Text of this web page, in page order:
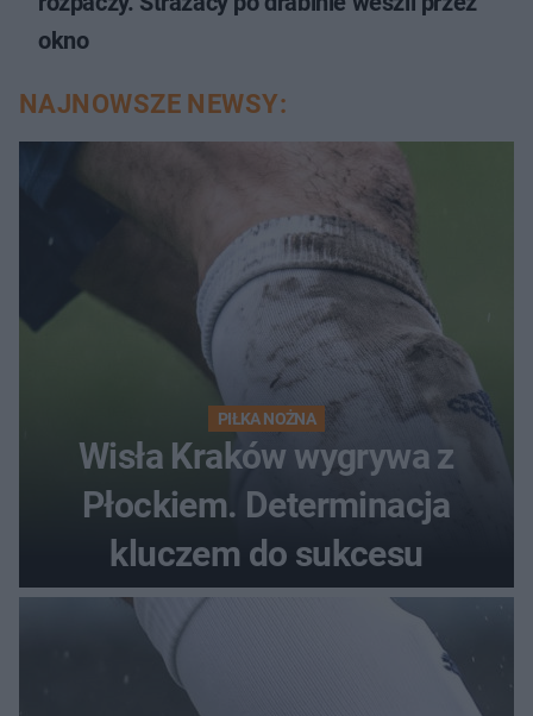
okno
NAJNOWSZE NEWSY:
PIŁKA NOŻNA
Wisła Kraków wygrywa z
Płockiem. Determinacja
kluczem do sukcesu